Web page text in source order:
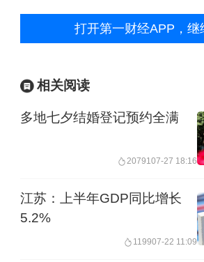
社图
查显示，目前我国失能
万，占全体老年人的
时间8年多。
虽然在不同的调查中，我
打开第一财经APP，继
相关阅读
多地七夕结婚登记预约全满
2079107-27 18:16
江苏：上半年GDP同比增长
5.2%
119907-22 11:09